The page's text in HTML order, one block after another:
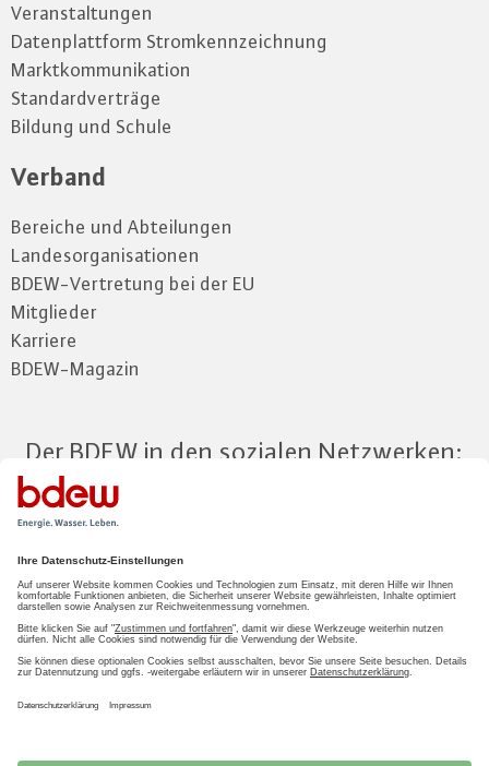
Veranstaltungen
Datenplattform Stromkennzeichnung
Marktkommunikation
Standardverträge
Bildung und Schule
Verband
Bereiche und Abteilungen
Landesorganisationen
BDEW-Vertretung bei der EU
Mitglieder
Karriere
BDEW-Magazin
Der BDEW in den sozialen Netzwerken:
Zum Mitgliederbereich
LOGIN